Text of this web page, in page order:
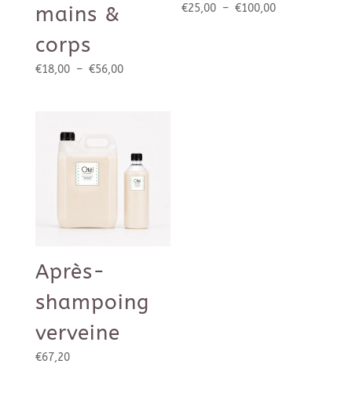
mains &
corps
€18,00 – €56,00Plage
€56,00
€25,00 – €100,00Plage
Après-
shampoing
verveine
€67,20